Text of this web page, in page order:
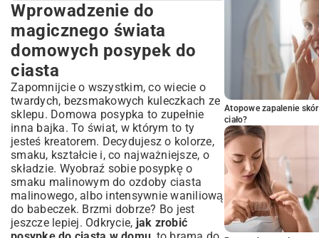
Wprowadzenie do magicznego świata
domowych posypek do ciasta
Dlaczego warto zrobić posypkę
samodzielnie? Zalety i korzyści
Kontrola składników i mniej konserwantów
Nieograniczone możliwości personalizacji
smaku i wyglądu
Podstawowy przepis na idealną
domową posypkę – krok po kroku
Niezbędne składniki do przygotowania
posypki
Proces przygotowania – od masy do
gotowej dekoracji
Eksperymentuj ze smakiem i kolorem –
pomysły na unikalne warianty posypek
Naturalne barwniki – jak nadać posypce
Wprowadzenie do
magicznego świata
domowych posypek do
ciasta
Zapomnijcie o wszystkim, co wiecie o
twardych, bezsmakowych kuleczkach ze
sklepu. Domowa posypka to zupełnie
inna bajka. To świat, w którym to ty
jesteś kreatorem. Decydujesz o kolorze,
smaku, kształcie i, co najważniejsze, o
składzie. Wyobraź sobie posypkę o
smaku malinowym do ozdoby ciasta
malinowego, albo intensywnie waniliową
do babeczek. Brzmi dobrze? Bo jest
jeszcze lepiej. Odkrycie, jak zrobić
Atopowe zapalenie
ciało?